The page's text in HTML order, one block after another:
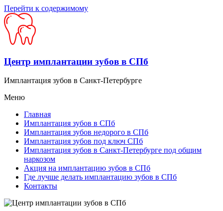
Перейти к содержимому
Центр имплантации зубов в СПб
Имплантация зубов в Санкт-Петербурге
Меню
Главная
Имплантация зубов в СПб
Имплантация зубов недорого в СПб
Имплантация зубов под ключ СПб
Имплантация зубов в Санкт-Петербурге под общим
наркозом
Акция на имплантацию зубов в СПб
Где лучше делать имплантацию зубов в СПб
Контакты